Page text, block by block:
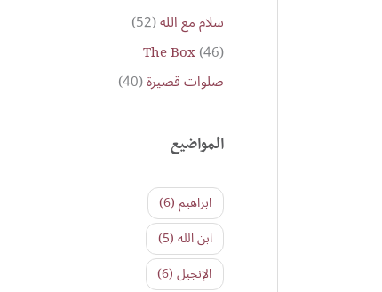
سلام مع الله(52)
The Box(46)
صلوات قصيرة(40)
المواضيع
ابراهيم(6)
ابن الله(5)
الإنجيل(6)